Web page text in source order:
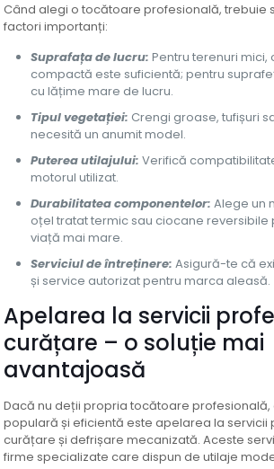
Când alegi o tocătoare profesională, trebuie
factori importanți:
Suprafața de lucru: Pentru terenuri
compactă este suficientă; pentru
cu lățime mare de lucru.
Tipul vegetației: Crengi groase, tufișuri
necesită un anumit model.
Puterea utilajului: Verifică
motorul utilizat.
Durabilitatea componentelor: Alege un
oțel tratat termic sau ciocane reversibile
viață mai mare.
Serviciul de întreținere: Asigură-te că
și service autorizat pentru marca aleasă.
Apelarea la servicii
curățare – o soluție mai
avantajoasă
Dacă nu deții propria tocătoare profesională,
populară și eficientă este apelarea la servicii
curățare și defrișare mecanizată. Aceste
firme specializate care dispun de utilaje